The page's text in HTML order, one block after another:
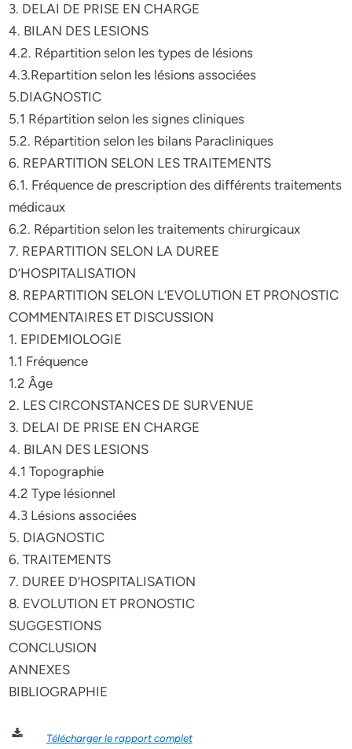
3. DELAI DE PRISE EN CHARGE
4. BILAN DES LESIONS
4.2. Répartition selon les types de lésions
4.3.Repartition selon les lésions associées
5.DIAGNOSTIC
5.1 Répartition selon les signes cliniques
5.2. Répartition selon les bilans Paracliniques
6. REPARTITION SELON LES TRAITEMENTS
6.1. Fréquence de prescription des différents traitements
médicaux
6.2. Répartition selon les traitements chirurgicaux
7. REPARTITION SELON LA DUREE
D’HOSPITALISATION
8. REPARTITION SELON L’EVOLUTION ET PRONOSTIC
COMMENTAIRES ET DISCUSSION
1. EPIDEMIOLOGIE
1.1 Fréquence
1.2 Âge
2. LES CIRCONSTANCES DE SURVENUE
3. DELAI DE PRISE EN CHARGE
4. BILAN DES LESIONS
4.1 Topographie
4.2 Type lésionnel
4.3 Lésions associées
5. DIAGNOSTIC
6. TRAITEMENTS
7. DUREE D’HOSPITALISATION
8. EVOLUTION ET PRONOSTIC
SUGGESTIONS
CONCLUSION
ANNEXES
BIBLIOGRAPHIE
Télécharger le rapport complet